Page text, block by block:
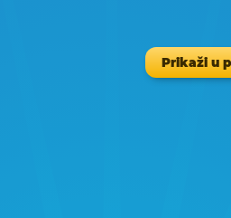
Prikaži u